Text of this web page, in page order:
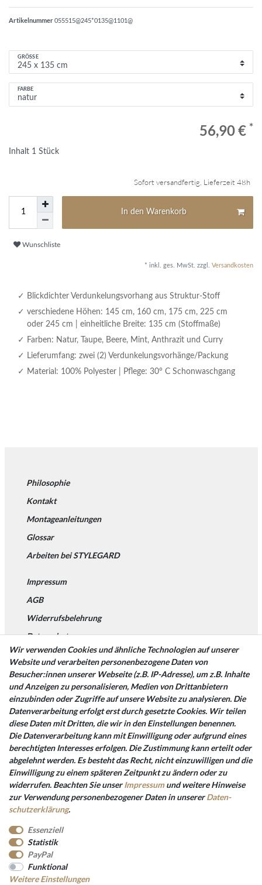
Artikelnummer055515@245*0135@1101@
GRÖSSE
FARBE
56,90 € *
Inhalt 1 Stück
Sofort versandfertig, Lieferzeit 48h
In den Warenkorb
Wunschliste
* inkl. ges. MwSt. zzgl. Versandkosten
Blickdichter Verdunkelungsvorhang aus Struktur-Stoff
verschiedene Höhen: 145 cm, 160 cm, 175 cm, 225 cm
oder 245 cm | einheitliche Breite: 135 cm (Stoffmaße)
Farben: Natur, Taupe, Beere, Mint, Anthrazit und Curry
Lieferumfang: zwei (2) Verdunkelungsvorhänge/Packung
Material: 100% Polyester | Pflege: 30° C Schonwaschgang
Philosophie
Kontakt
Montageanleitungen
Glossar
Arbeiten bei STYLEGARD
Impressum
AGB
Widerrufsbelehrung
Datenschutz
Lieferung
Rückgaberecht
Vertrag widerrufen
Bezahlarten
PayPal
Vorkasse Überweisung
Kreditkarten
Kauf auf Rechnung
Folgen Sie uns
Wir verwenden Cookies und ähnliche Technologien auf unserer
Website und verarbeiten personenbezogene Daten von
Besucher:innen unserer Webseite (z.B. IP-Adresse), um z.B. Inhalte
und Anzeigen zu personalisieren, Medien von Drittanbietern
einzubinden oder Zugriffe auf unsere Website zu analysieren. Die
Datenverarbeitung erfolgt erst durch gesetzte Cookies. Wir teilen
diese Daten mit Dritten, die wir in den Einstellungen benennen.
Die Datenverarbeitung kann mit Einwilligung oder aufgrund eines
berechtigten Interesses erfolgen. Die Zustimmung kann erteilt oder
abgelehnt werden. Es besteht das Recht, nicht einzuwilligen und die
Einwilligung zu einem späteren Zeitpunkt zu ändern oder zu
widerrufen. Beachten Sie unserImpressumund weitere Hinweise
zur Verwendung personenbezogener Daten in unsererDaten­
schutz­erklärung.
Essenziell
Statistik
PayPal
Funktional
Weitere Einstellungen